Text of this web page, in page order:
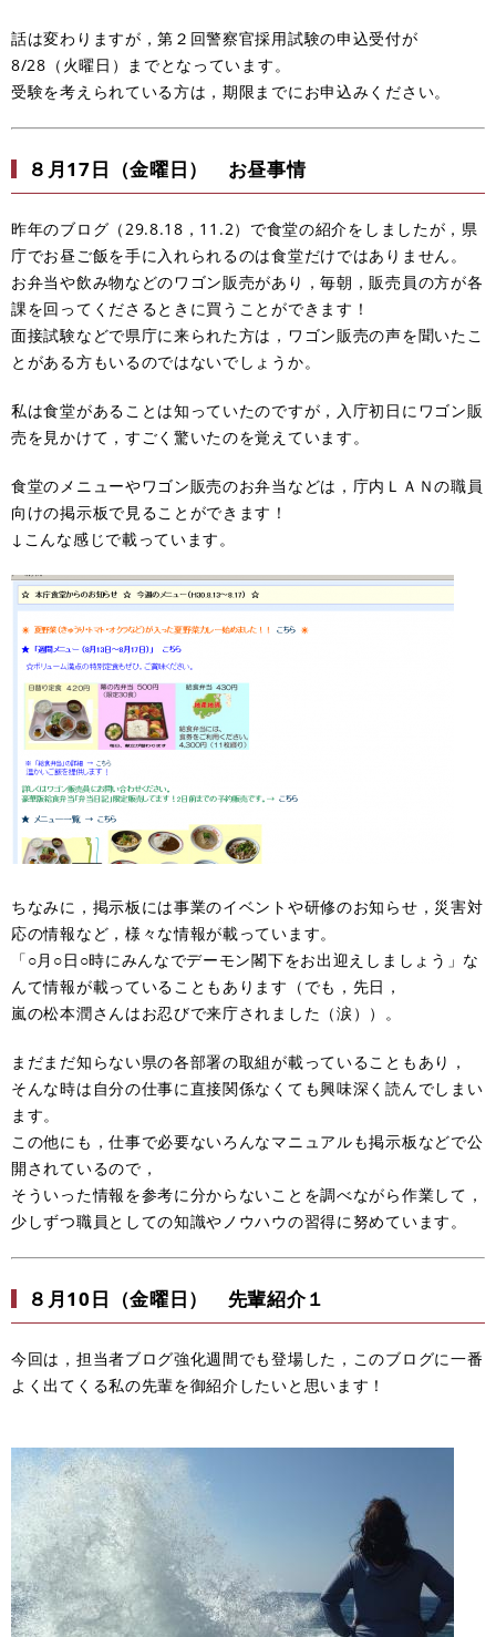
話は変わりますが，第２回警察官採用試験の申込受付が
8/28（火曜日）までとなっています。
受験を考えられている方は，期限までにお申込みください。
８月17日（金曜日） お昼事情
昨年のブログ（29.8.18，11.2）で食堂の紹介をしましたが，県
庁でお昼ご飯を手に入れられるのは食堂だけではありません。
お弁当や飲み物などのワゴン販売があり，毎朝，販売員の方が各
課を回ってくださるときに買うことができます！
面接試験などで県庁に来られた方は，ワゴン販売の声を聞いたこ
とがある方もいるのではないでしょうか。
私は食堂があることは知っていたのですが，入庁初日にワゴン販
売を見かけて，すごく驚いたのを覚えています。
食堂のメニューやワゴン販売のお弁当などは，庁内ＬＡＮの職員
向けの掲示板で見ることができます！
↓こんな感じで載っています。
ちなみに，掲示板には事業のイベントや研修のお知らせ，災害対
応の情報など，様々な情報が載っています。
「○月○日○時にみんなでデーモン閣下をお出迎えしましょう」な
んて情報が載っていることもあります（でも，先日，
嵐の松本潤さんはお忍びで来庁されました（涙））。
まだまだ知らない県の各部署の取組が載っていることもあり，
そんな時は自分の仕事に直接関係なくても興味深く読んでしまい
ます。
この他にも，仕事で必要ないろんなマニュアルも掲示板などで公
開されているので，
そういった情報を参考に分からないことを調べながら作業して，
少しずつ職員としての知識やノウハウの習得に努めています。
８月10日（金曜日） 先輩紹介１
今回は，担当者ブログ強化週間でも登場した，このブログに一番
よく出てくる私の先輩を御紹介したいと思います！